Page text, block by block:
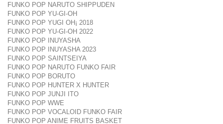
FUNKO POP NARUTO SHIPPUDEN
FUNKO POP YU-GI-OH
FUNKO POP YUGI OH¡ 2018
FUNKO POP YU-GI-OH 2022
FUNKO POP INUYASHA
FUNKO POP INUYASHA 2023
FUNKO POP SAINTSEIYA
FUNKO POP NARUTO FUNKO FAIR
FUNKO POP BORUTO
FUNKO POP HUNTER X HUNTER
FUNKO POP JUNJI ITO
FUNKO POP WWE
FUNKO POP VOCALOID FUNKO FAIR
FUNKO POP ANIME FRUITS BASKET